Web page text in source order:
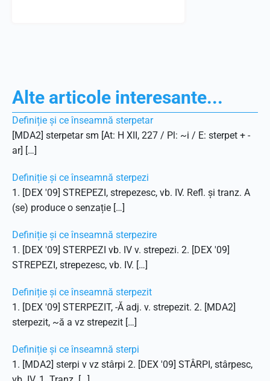
Alte articole interesante...
Definiție și ce înseamnă sterpetar
[MDA2] sterpetar sm [At: H XII, 227 / Pl: ~i / E: sterpet + -
ar] […]
Definiție și ce înseamnă sterpezi
1. [DEX '09] STREPEZI, strepezesc, vb. IV. Refl. și tranz. A
(se) produce o senzație […]
Definiție și ce înseamnă sterpezire
1. [DEX '09] STERPEZI vb. IV v. strepezi. 2. [DEX '09]
STREPEZI, strepezesc, vb. IV. […]
Definiție și ce înseamnă sterpezit
1. [DEX '09] STERPEZIT, -Ă adj. v. strepezit. 2. [MDA2]
sterpezit, ~ă a vz strepezit […]
Definiție și ce înseamnă sterpi
1. [MDA2] sterpi v vz stârpi 2. [DEX '09] STÂRPI, stârpesc,